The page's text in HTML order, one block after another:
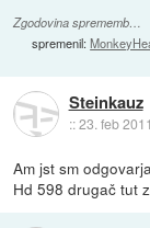
Zgodovina sprememb…
spremenil:
Steinkauz
::23. feb
Am jst sm
Hd 598 drugač tut